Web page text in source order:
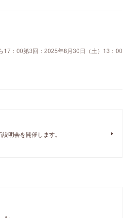
：00第3回：2025年8月30日（土）13：00
明会を開催します。